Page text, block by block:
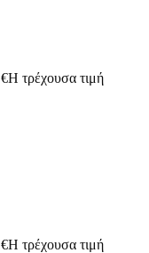
€Η τρέχουσα τιμή
€Η τρέχουσα τιμή